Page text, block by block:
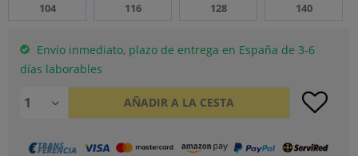
104
116 128 140
Envío inmediato, plazo de entrega en España de 3-6
días laborables
AÑADIR A LA CESTA